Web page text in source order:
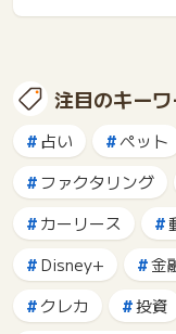
注目のキー
占い ペット
ファクタリング
カーリース
Disney+
金
クレカ
投資